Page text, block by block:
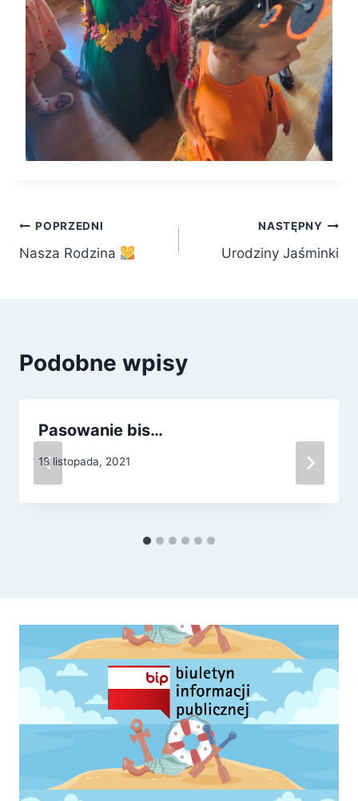
Nawigacja
wpisu
POPRZEDNI
Nasza Rodzina
NASTĘPNY
Urodziny Jaśminki
Podobne wpisy
Pasowanie bis…
18 listopada, 2021